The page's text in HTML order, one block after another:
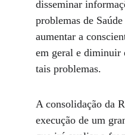
disseminar
problemas de
aumentar a
em geral e diminuir
tais problemas.
A consolidação da
execução de um